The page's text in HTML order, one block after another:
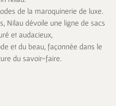
de la maroquinerie de luxe.
Nilau dévoile une ligne de sacs
et audacieux,
et du beau, façonnée dans le
du savoir-faire.